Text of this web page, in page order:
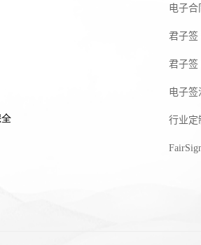
电子合
君子签
君子签
电子签
行业定